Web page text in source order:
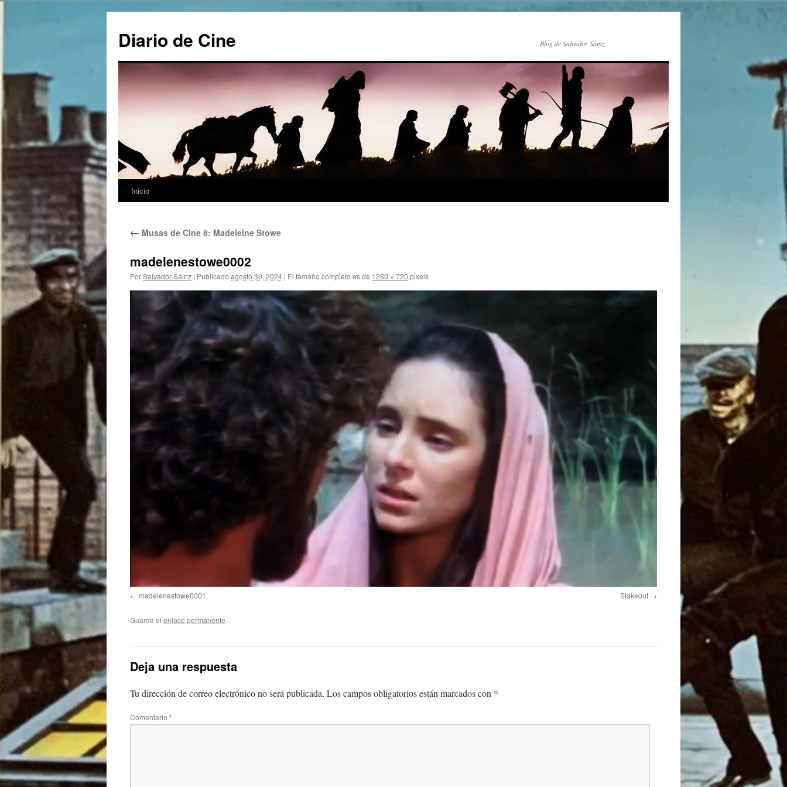
contenido
Diario de Cine Blog de Salvador Sáinz
Inicio
← Musas de Cine 8: Madeleine Stowe
madelenestowe0002
PorSalvador Sáinz | Publicado agosto 30, 2024 | El tamaño completo es de 1280 × 720 pixels
madelenestowe0001 Stakeout
Guarda el enlace permanente.
Deja una respuesta
Tu dirección de correo electrónico no será publicada. Los campos obligatorios están marcados con *
Comentario *